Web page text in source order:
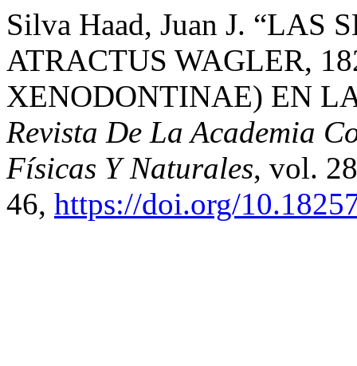
Silva Haad, Juan J. “LAS
ATRACTUS WAGLER,
XENODONTINAE) EN
Revista De La Academia
Físicas Y Naturales, vol.
46, https://doi.org/